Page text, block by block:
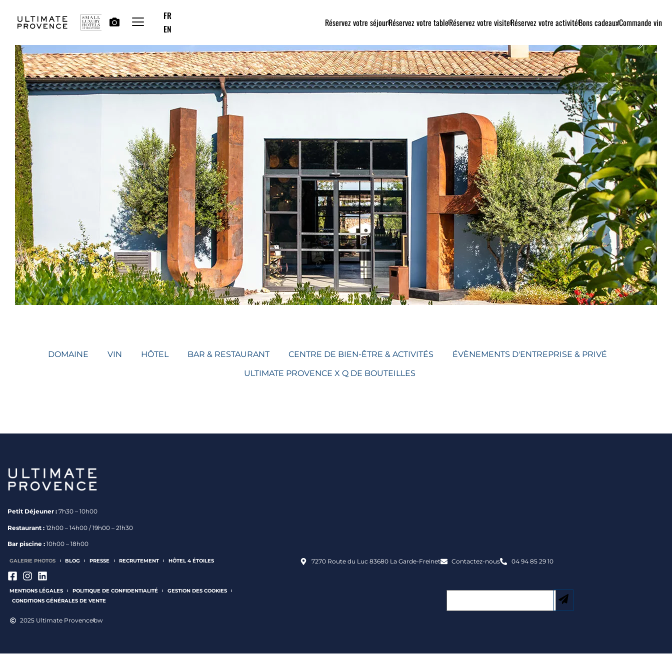
FR
EN
Réservez votre séjourRéservez votre tableRéservez votre visiteRéservez votre activitéBons cadeauxCommande vin
DOMAINE VIN HÔTEL BAR & RESTAURANT CENTRE DE BIEN-ÊTRE & ACTIVITÉS
ÉVÈNEMENTS D'ENTREPRISE & PRIVÉ
ULTIMATE PROVENCE X Q DE BOUTEILLES
Petit Déjeuner : 7h30 – 10h00
Restaurant : 12h00 – 14h00 / 19h00 – 21h30
Bar piscine : 10h00 – 18h00
GALERIE PHOTOS BLOG PRESSE RECRUTEMENT HÔTEL 4 ÉTOILES
MENTIONS LÉGALES POLITIQUE DE CONFIDENTIALITÉ
GESTION DES COOKIES
CONDITIONS GÉNÉRALES DE VENTE
2025 Ultimate Provencebw
7270 Route du Luc 83680 La Garde-Freinet Contactez-nous 04 94 85 29 10